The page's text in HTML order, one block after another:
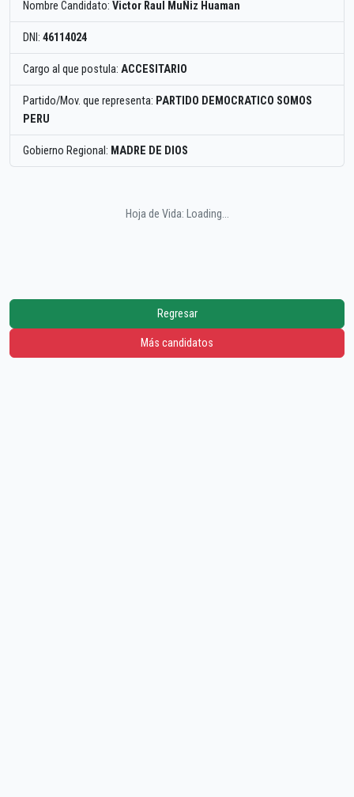
Nombre Candidato: Victor Raul MuÑiz Huaman
DNI: 46114024
Cargo al que postula: ACCESITARIO
Partido/Mov. que representa: PARTIDO DEMOCRATICO SOMOS
PERU
Gobierno Regional: MADRE DE DIOS
Hoja de Vida: Loading...
Regresar
Más candidatos